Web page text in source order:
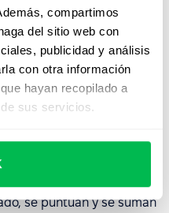
compartimos
del sitio web con
publicidad y análisis
con otra información
hayan recopilado a
sus servicios.
Gráfico de Guía -
analítico evalúa los
de
de las condiciones
se puntúan y se suman